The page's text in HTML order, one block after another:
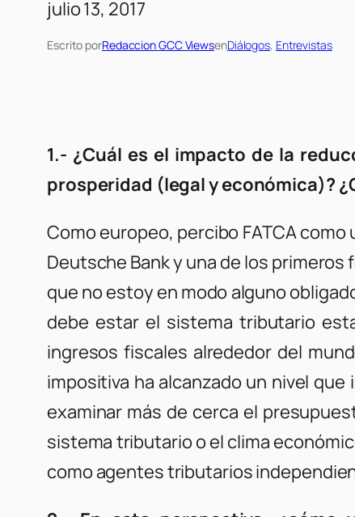
julio 13, 2017
Escrito porRedaccion GCC ViewsenDiálogos, Entrevistas
1.- ¿Cuál es el impacto de la
prosperidad (legal y económica)?
Como europeo, percibo FATCA
Deutsche Bank y una de los
que no estoy en modo alguno
debe estar el sistema tributario
ingresos fiscales alrededor del
impositiva ha alcanzado un nivel
examinar más de cerca el
sistema tributario o el clima
como agentes tributarios